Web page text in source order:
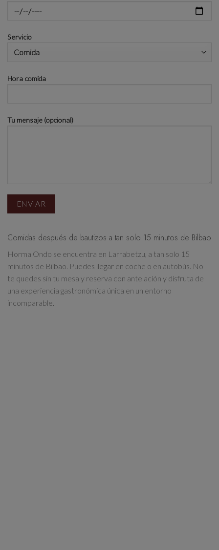
Servicio
Hora comida
Tu mensaje (opcional)
Comidas después de bautizos a tan solo 15 minutos de Bilbao
Horma Ondo se encuentra en Larrabetzu, a tan solo 15
minutos de Bilbao . Puedes llegar en coche o en autobús. No
te quedes sin tu mesa y reserva con antelación y disfruta de
una experiencia gastronómica única en un entorno
incomparable.